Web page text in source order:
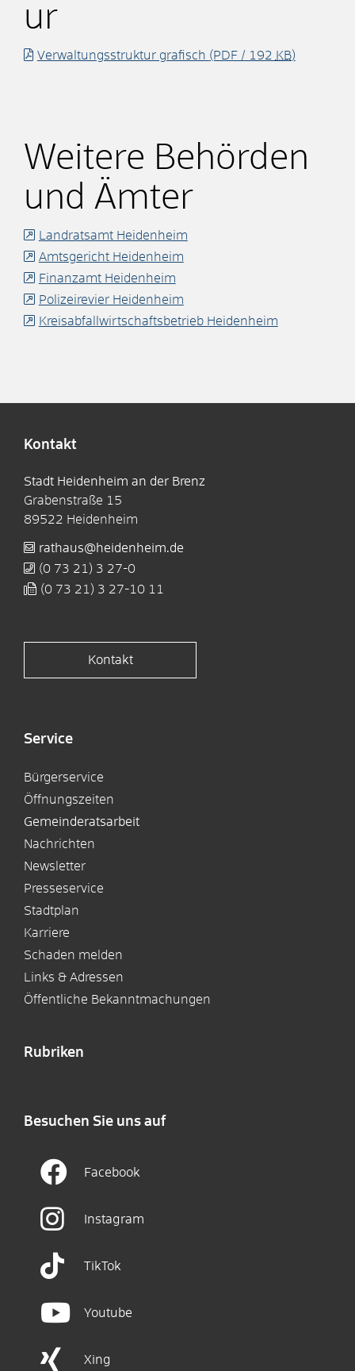
ur
Verwaltungsstruktur grafisch (PDF / 192 KB)
Weitere Behörden
und Ämter
Landratsamt Heidenheim
Amtsgericht Heidenheim
Finanzamt Heidenheim
Polizeirevier Heidenheim
Kreisabfallwirtschaftsbetrieb Heidenheim
Kontakt
Stadt Heidenheim an der Brenz
Grabenstraße 15
89522 Heidenheim
rathaus@heidenheim.de
(0 73 21) 3 27-0
(0 73 21) 3 27-10 11
Kontakt
Service
Bürgerservice
Öffnungszeiten
Gemeinderatsarbeit
Nachrichten
Newsletter
Presseservice
Stadtplan
Karriere
Schaden melden
Links & Adressen
Öffentliche Bekanntmachungen
Rubriken
Besuchen Sie uns auf
Facebook
Instagram
TikTok
Youtube
Xing